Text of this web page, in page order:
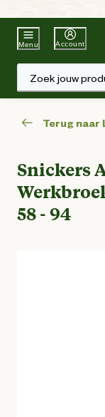
Menu Account
Zoek jouw
Terug naar
Snickers
58 - 94